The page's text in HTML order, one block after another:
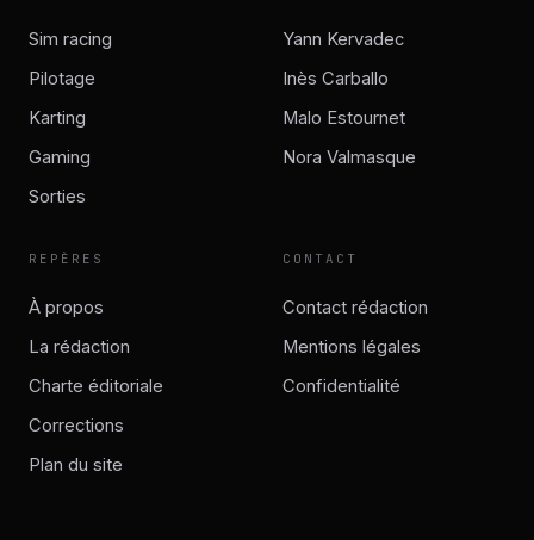
Sim racing
Pilotage
Karting
Gaming
Sorties
Yann Kervadec
Inès Carballo
Malo Estournet
Nora Valmasque
REPÈRES
À propos
La rédaction
Charte éditoriale
Corrections
Plan du site
CONTACT
Contact rédaction
Mentions légales
Confidentialité